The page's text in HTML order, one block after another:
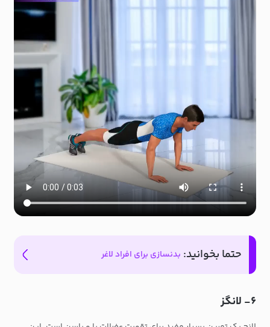
حتما بخوانید: بدنسازی برای افراد لاغر
۶- لانگز